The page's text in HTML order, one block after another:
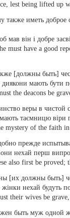
lest being lifted up
также иметь доброе
він і добре
must have a good
[должны быть]
мають бути
the deacons be
веры в чистой
таємницю віри
mystery of the faith in
прежде
нехай перш
also first be proved;
[их должны быть]
нехай будуть
their wives be
быть муж одной